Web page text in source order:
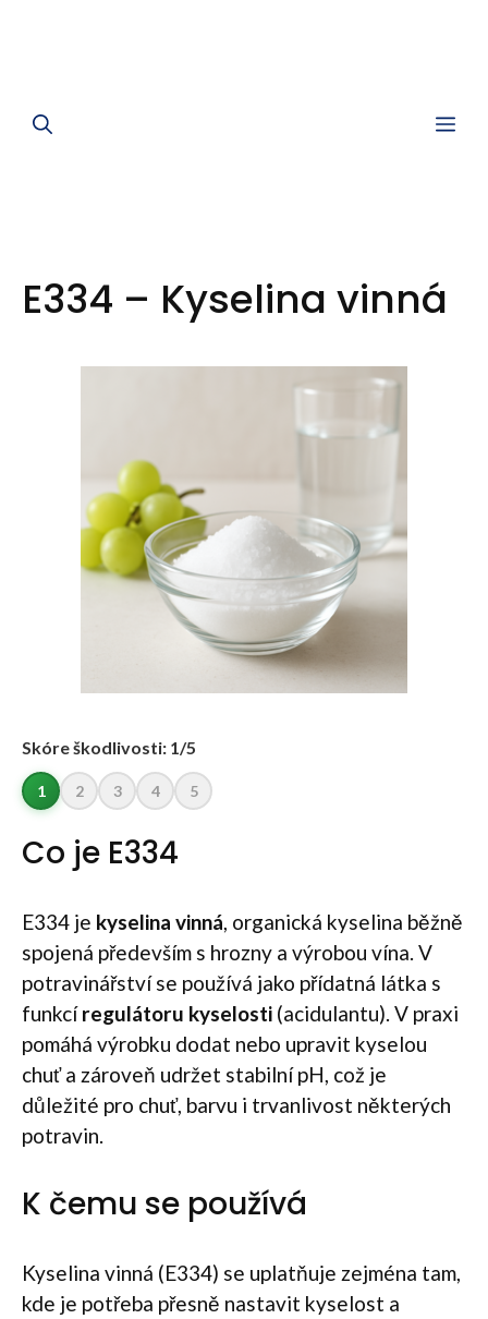
E334 – Kyselina vinná
Skóre škodlivosti: 1/5
1 2 3 4 5
Co je E334
E334 je kyselina vinná, organická kyselina běžně
spojená především s hrozny a výrobou vína. V
potravinářství se používá jako přídatná látka s
funkcíregulátoru kyselosti (acidulantu). V praxi
pomáhá výrobku dodat nebo upravit kyselou
chuť a zároveň udržet stabilní pH, což je
důležité pro chuť, barvu i trvanlivost některých
potravin.
K čemu se používá
Kyselina vinná (E334) se uplatňuje zejména tam,
kde je potřeba přesně nastavit kyselost a